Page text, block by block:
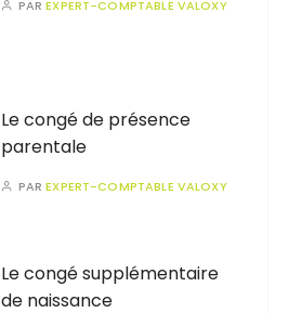
PAREXPERT-COMPTABLE VALOXY
Le congé de présence
parentale
PAREXPERT-COMPTABLE VALOXY
Le congé supplémentaire
de naissance